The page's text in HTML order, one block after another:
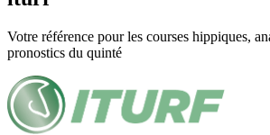
Votre référence pour les courses hippiques,
pronostics du quinté